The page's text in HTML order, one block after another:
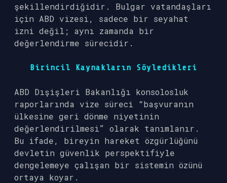
şekillendirdiğidir. Bulgar vatandaşları
için ABD vizesi, sadece bir seyahat
izni değil; aynı zamanda bir
değerlendirme sürecidir.
Birincil Kaynakların Söyledikleri
ABD Dışişleri Bakanlığı konsolosluk
raporlarında vize süreci “başvuranın
ülkesine geri dönme niyetinin
değerlendirilmesi” olarak tanımlanır.
Bu ifade, bireyin hareket özgürlüğünü
devletin güvenlik perspektifiyle
dengelemeye çalışan bir sistemin özünü
ortaya koyar.